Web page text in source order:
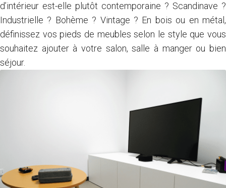
d’intérieur est-elle plutôt contemporaine ? Scandinave ?
Industrielle ? Bohème ? Vintage ? En bois ou en métal,
définissez vos pieds de meubles selon le style que vous
souhaitez ajouter à votre salon, salle à manger ou bien
séjour.